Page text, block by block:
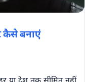
कैसे बनाएं
देश तक सीमित नहीं